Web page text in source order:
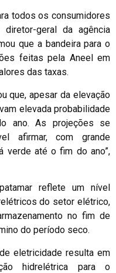
todos os consumidores
geral da agência
que a bandeira para o
feitas pela Aneel em
das taxas.
que, apesar da elevação
elevada probabilidade
ano. As projeções se
afirmar, com grande
verde até o fim do ano”,
reflete um nível
do setor elétrico,
no fim de
do período seco.
eletricidade resulta em
hidrelétrica para o